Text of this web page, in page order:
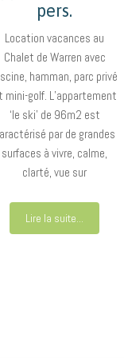
pers.
Location vacances au
Chalet de Warren avec
hamman, parc privé
mini-golf. L’appartement
‘le ski’ de 96m2 est
par de grandes
surfaces à vivre, calme,
clarté, vue sur
Lire la suite...